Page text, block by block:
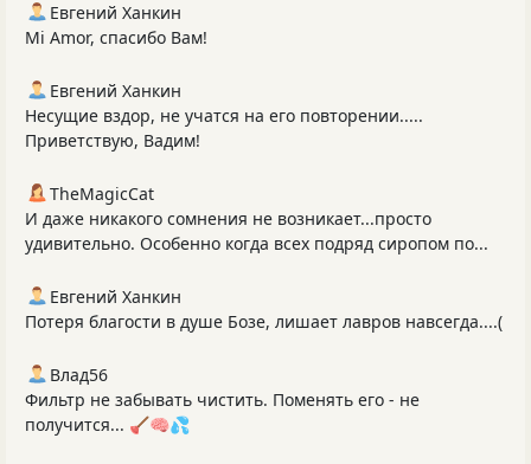
Евгений Ханкин
Mi Amor, спасибо Вам!
Евгений Ханкин
Несущие вздор, не учатся на его повторении.....
Приветствую, Вадим!
TheMagicCat
И даже никакого сомнения не возникает...просто
удивительно. Особенно когда всех подряд сиропом по...
Евгений Ханкин
Потеря благости в душе Бозе, лишает лавров навсегда....(
Влад56
Фильтр не забывать чистить. Поменять его - не
получится... 🪠🧠💦